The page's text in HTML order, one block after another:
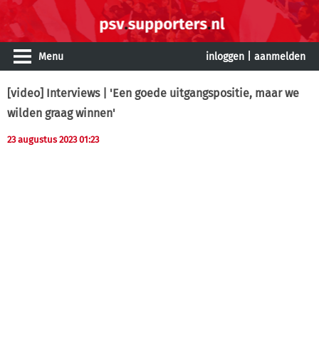
Menu inloggen aanmelden
[video] Interviews | 'Een goede uitgangspositie, maar we
wilden graag winnen'
23 augustus 2023 01:23